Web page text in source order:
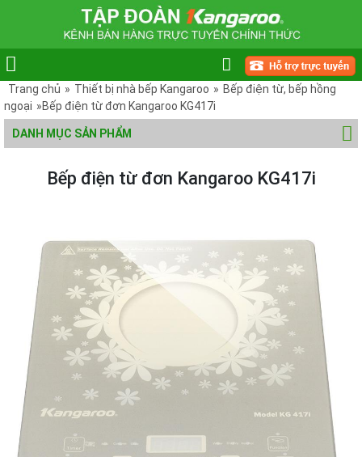
Trang chủ » Thiết bị nhà bếp Kangaroo » Bếp điện từ, bếp hồng
ngoại »Bếp điện từ đơn Kangaroo KG417i
DANH MỤC SẢN PHẨM
Bếp điện từ đơn Kangaroo KG417i